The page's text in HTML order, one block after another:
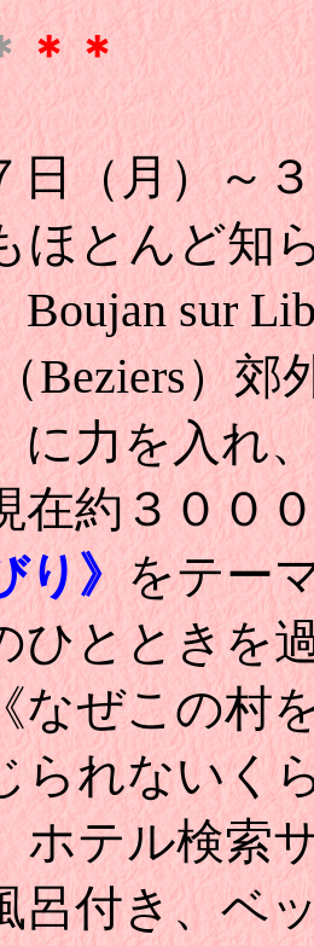
＊＊
（月）～３
ほとんど知
Boujan sur
Beziers）郊
に力を入れ
在約３００
り》をテー
ひとときを
ぜこの村
られないく
ホテル検索
呂付き、ベ